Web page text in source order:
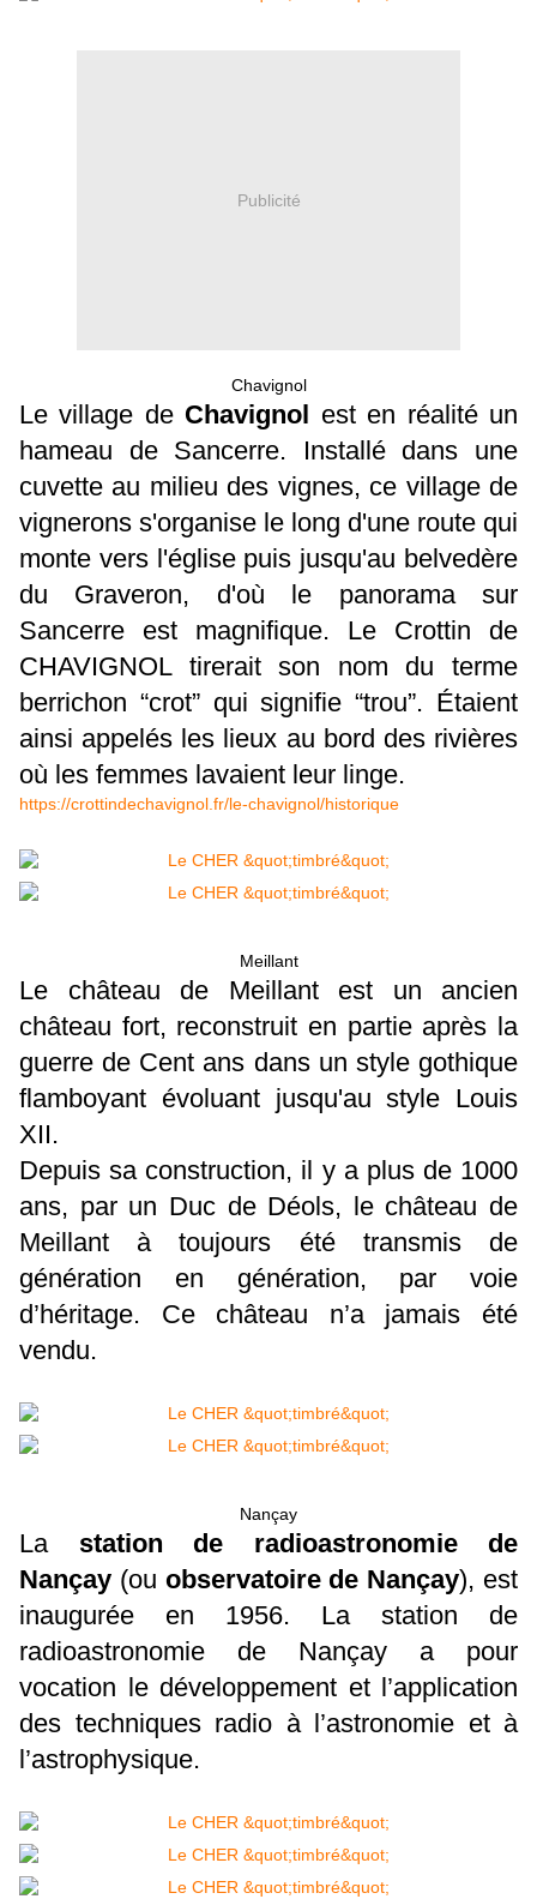
Publicité
Chavignol
Le village de Chavignol est en réalité un
hameau de Sancerre. Installé dans une
cuvette au milieu des vignes, ce village de
vignerons s'organise le long d'une route qui
monte vers l'église puis jusqu'au belvedère
du Graveron, d'où le panorama sur
Sancerre est magnifique. Le Crottin de
CHAVIGNOL tirerait son nom du terme
berrichon “crot” qui signifie “trou”. Étaient
ainsi appelés les lieux au bord des rivières
où les femmes lavaient leur linge.
https://crottindechavignol.fr/le-chavignol/historique
Meillant
Le château de Meillant est un ancien
château fort, reconstruit en partie après la
guerre de Cent ans dans un style gothique
flamboyant évoluant jusqu'au style Louis
XII.
Depuis sa construction, il y a plus de 1000
ans, par un Duc de Déols, le château de
Meillant à toujours été transmis de
génération en génération, par voie
d’héritage. Ce château n’a jamais été
vendu.
Nançay
La station de radioastronomie de
Nançay (ou observatoire de Nançay), est
inaugurée en 1956. La station de
radioastronomie de Nançay a pour
vocation le développement et l’application
des techniques radio à l’astronomie et à
l’astrophysique.